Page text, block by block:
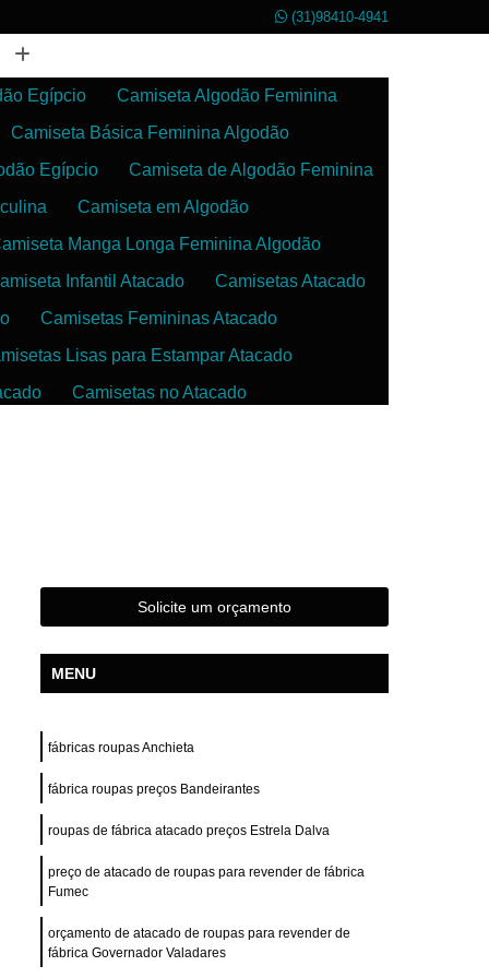
(31)98410-4941
Egípcio
Camiseta Algodão Feminina
Camiseta Básica Feminina Algodão
Egípcio
Camiseta de Algodão Feminina
Camiseta em Algodão
Manga Longa Feminina Algodão
Infantil Atacado
Camisetas Atacado
Camisetas Femininas Atacado
Lisas para Estampar Atacado
Camisetas no Atacado
Fabrica e Confecção de Roupas
Desenvolvimento de Estampa
Desenvolvimento de Estampa para Camisas
Estampa para Roupas
para Roupas Femininas
para Roupas Masculinas
Estampa Personalizada
Confecção Private Label
Solicite um orçamento
MENU
fábricas roupas Anchieta
fábrica roupas preços Bandeirantes
roupas de fábrica atacado preços Estrela Dalva
preço de atacado de roupas para revender de fábrica
Fumec
orçamento de atacado de roupas para revender de
fábrica Governador Valadares